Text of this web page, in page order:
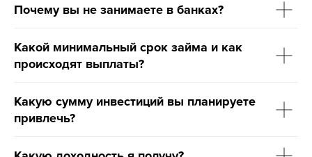
Почему вы не занимаете в банках?
Какой минимальный срок займа и как
происходят выплаты?
Какую сумму инвестиций вы планируете
привлечь?
Пишите на почту —
мы ответим максимально оперативно
Остались
вопросы?